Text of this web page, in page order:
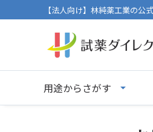
【法人向け】林純薬工業の公
用途からさがす